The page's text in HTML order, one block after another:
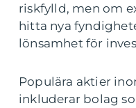
riskfylld, men om
hitta nya
lönsamhet för
Populära aktier
inkluderar bolag